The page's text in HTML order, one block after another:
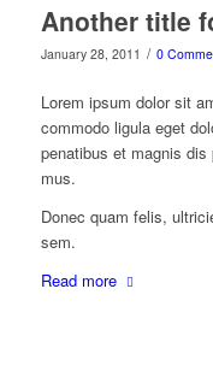
Another title
January 28, 2011 / 0
Lorem ipsum dolor sit
commodo ligula eget
penatibus et magnis
mus.
Donec quam felis,
sem.
Read more